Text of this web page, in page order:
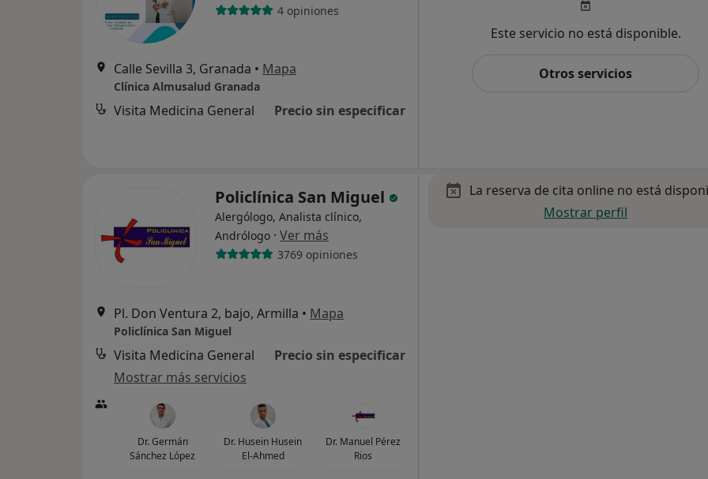
4 opiniones
Calle Sevilla 3, Granada • Mapa
Clínica Almusalud Granada
Visita Medicina General Precio sin especificar
Este servicio no está disponible.
Otros servicios
Policlínica San Miguel
Alergólogo, Analista clínico,
Andrólogo · Ver más
3769 opiniones
Pl. Don Ventura 2, bajo, Armilla • Mapa
Policlínica San Miguel
Visita Medicina General
Precio sin especificar
Mostrar más servicios
Dr. Germán
Sánchez López
Dr. Husein Husein
El-Ahmed
Dr. Manuel Pérez
Rios
La reserva de cita online no está
Mostrar perfil